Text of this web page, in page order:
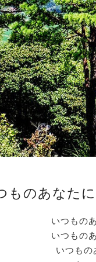
ものあなた
いつもの
いつもの
いつもの